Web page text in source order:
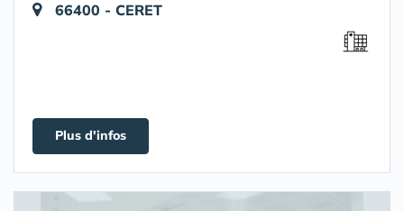
66400 - CERET
Plus d'infos